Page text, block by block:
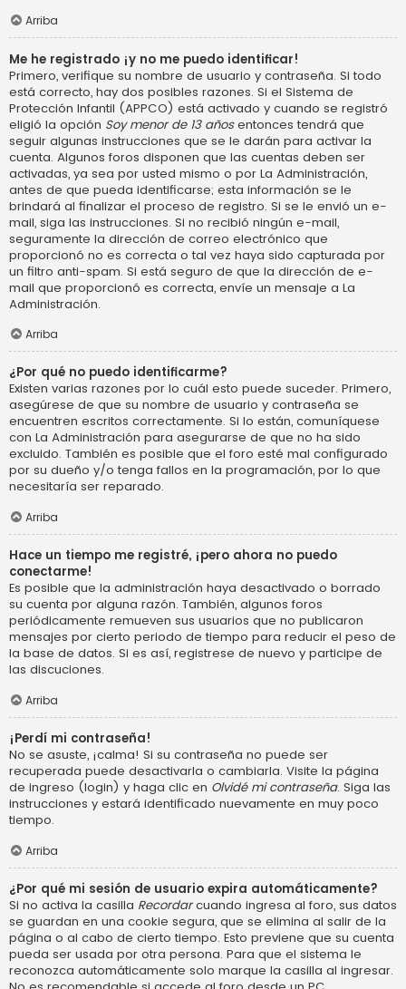
Arriba
Me he registrado ¡y no me puedo identificar!
Primero, verifique su nombre de usuario y contraseña. Si todo
está correcto, hay dos posibles razones. Si el Sistema de
Protección Infantil (APPCO) está activado y cuando se registró
eligió la opción Soy menor de 13 añosentonces tendrá que
seguir algunas instrucciones que se le darán para activar la
cuenta. Algunos foros disponen que las cuentas deben ser
activadas, ya sea por usted mismo o por La Administración,
antes de que pueda identificarse; esta información se le
brindará al finalizar el proceso de registro. Si se le envió un e-
mail, siga las instrucciones. Si no recibió ningún e-mail,
seguramente la dirección de correo electrónico que
proporcionó no es correcta o tal vez haya sido capturada por
un filtro anti-spam. Si está seguro de que la dirección de e-
mail que proporcionó es correcta, envíe un mensaje a La
Administración.
Arriba
¿Por qué no puedo identificarme?
Existen varias razones por lo cuál esto puede suceder. Primero,
asegúrese de que su nombre de usuario y contraseña se
encuentren escritos correctamente. Si lo están, comuníquese
con La Administración para asegurarse de que no ha sido
excluido. También es posible que el foro esté mal configurado
por su dueño y/o tenga fallos en la programación, por lo que
necesitaría ser reparado.
Arriba
Hace un tiempo me registré, ¡pero ahora no puedo
conectarme!
Es posible que la administración haya desactivado o borrado
su cuenta por alguna razón. También, algunos foros
periódicamente remueven sus usuarios que no publicaron
mensajes por cierto periodo de tiempo para reducir el peso de
la base de datos. Si es así, registrese de nuevo y participe de
las discuciones.
Arriba
¡Perdí mi contraseña!
No se asuste, ¡calma! Si su contraseña no puede ser
recuperada puede desactivarla o cambiarla. Visite la página
de ingreso (login) y haga clic en Olvidé mi contraseña. Siga las
instrucciones y estará identificado nuevamente en muy poco
tiempo.
Arriba
¿Por qué mi sesión de usuario expira automáticamente?
Si no activa la casilla Recordarcuando ingresa al foro, sus datos
se guardan en una cookie segura, que se elimina al salir de la
página o al cabo de cierto tiempo. Esto previene que su cuenta
pueda ser usada por otra persona. Para que el sistema le
reconozca automáticamente solo marque la casilla al ingresar.